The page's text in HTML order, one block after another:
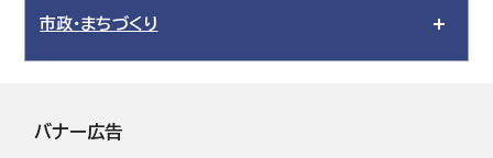
市政・まちづくり
バナー広告